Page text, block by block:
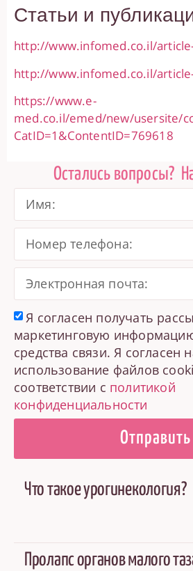
Статьи и
http://www.infomed.co.il/
http://www.infomed.co.il/
https://www.e-
med.co.il/emed/new/usersite/
CatID=1&ContentID=769618
Остались вопросы?
Я согласен получать
маркетинговую
средства связи. Я согласен
использование файлов
соответствии с политикой
конфиденциальности
Отправить
Что такое урогинекология?
Пролапс органов малого